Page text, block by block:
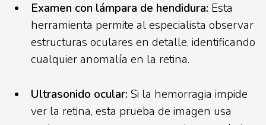
Examen con lámpara de hendidura: Esta
herramienta permite al especialista observar
estructuras oculares en detalle, identificando
cualquier anomalía en la retina.
Ultrasonido ocular: Si la hemorragia impide
ver la retina, esta prueba de imagen usa